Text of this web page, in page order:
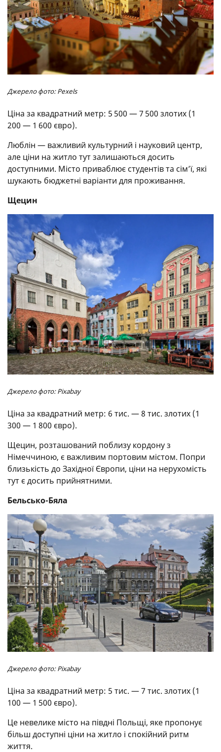
Джерело фото: Pexels
Ціна за квадратний метр: 5 500 — 7 500 злотих (1
200 — 1 600 євро).
Люблін — важливий культурний і науковий центр,
але ціни на житло тут залишаються досить
доступними. Місто приваблює студентів та сім’ї, які
шукають бюджетні варіанти для проживання.
Щецин
Джерело фото: Pixabay
Ціна за квадратний метр: 6 тис. — 8 тис. злотих (1
300 — 1 800 євро).
Щецин, розташований поблизу кордону з
Німеччиною, є важливим портовим містом. Попри
близькість до Західної Європи, ціни на нерухомість
тут є досить прийнятними.
Бельсько-Бяла
Джерело фото: Pixabay
Ціна за квадратний метр: 5 тис. — 7 тис. злотих (1
100 — 1 500 євро).
Це невелике місто на півдні Польщі, яке пропонує
більш доступні ціни на житло і спокійний ритм
життя.